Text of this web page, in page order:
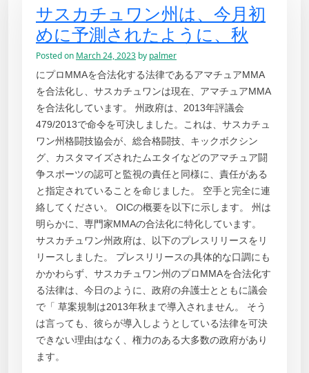
サスカチュワン州は、今月初
めに予測されたように、秋
Posted on March 24, 2023 by palmer
にプロMMAを合法化する法律であるアマチュアMMA
を合法化し、サスカチュワンは現在、アマチュアMMA
を合法化しています。 州政府は、2013年評議会
479/2013で命令を可決しました。これは、サスカチュ
ワン州格闘技協会が、総合格闘技、キックボクシン
グ、カスタマイズされたムエタイなどのアマチュア闘
争スポーツの認可と監視の責任と同様に、責任がある
と指定されていることを命じました。 空手と完全に連
絡してください。 OICの概要を以下に示します。 州は
明らかに、専門家MMAの合法化に特化しています。
サスカチュワン州政府は、以下のプレスリリースをリ
リースしました。 プレスリリースの具体的な口調にも
かかわらず、サスカチュワン州のプロMMAを合法化す
る法律は、今日のように、政府の弁護士とともに議会
で「 草案規制は2013年秋まで導入されません。 そう
は言っても、彼らが導入しようとしている法律を可決
できない理由はなく、権力のある大多数の政府があり
ます。